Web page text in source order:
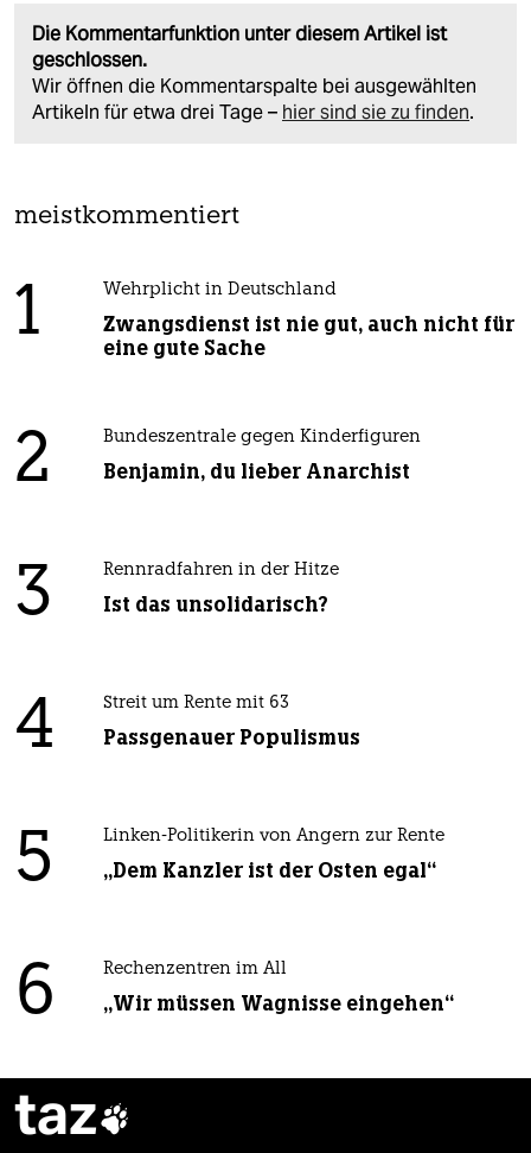
Die Kommentarfunktion unter diesem Artikel ist
geschlossen.
Wir öffnen die Kommentarspalte bei ausgewählten
Artikeln für etwa drei Tage – hier sind sie zu finden.
meistkommentiert
1 Wehrplicht in Deutschland
Zwangsdienst ist nie gut, auch nicht für
eine gute Sache
2 Bundeszentrale gegen Kinderfiguren
Benjamin, du lieber Anarchist
3 Rennradfahren in der Hitze
Ist das unsolidarisch?
4 Streit um Rente mit 63
Passgenauer Populismus
5 Linken-Politikerin von Angern zur Rente
„Dem Kanzler ist der Osten egal“
6 Rechenzentren im All
„Wir müssen Wagnisse eingehen“
taz